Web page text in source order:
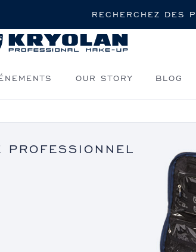
Rechercher
OUR STORY BLOG
PROFESSIONNEL